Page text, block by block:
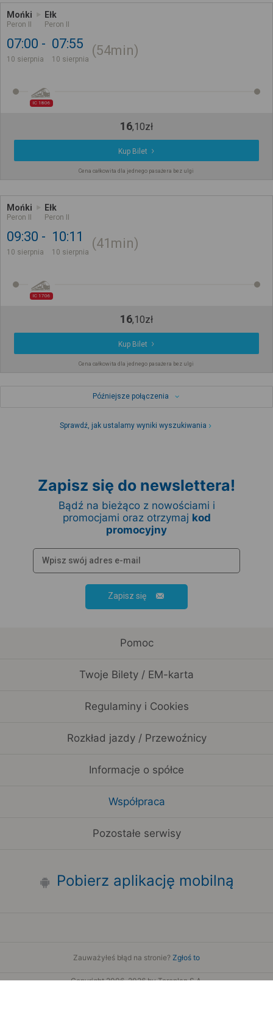
Mońki
Peron II
Ełk
Peron II
07:00
10 sierpnia
07:55
10 sierpnia
54min
IC 1806
16,10zł
Kup Bilet
Cena całkowita dla jednego pasażera bez ulgi
Mońki
Peron II
Ełk
Peron II
09:30
10 sierpnia
10:11
10 sierpnia
41min
IC 1706
16,10zł
Kup Bilet
Cena całkowita dla jednego pasażera bez ulgi
Późniejsze połączenia
Sprawdź, jak ustalamy wyniki wyszukiwania
Zapisz się do newslettera!
Bądź na bieżąco z nowościami i
promocjami oraz otrzymaj kod
promocyjny
Zapisz się
Pomoc
Twoje Bilety / EM-karta
Regulaminy i Cookies
Rozkład jazdy / Przewoźnicy
Informacje o spółce
Współpraca
Pozostałe serwisy
Pobierz aplikację mobilną
Zauważyłeś błąd na stronie? Zgłoś to
Copyright 2006-2026 by Teroplan S.A.